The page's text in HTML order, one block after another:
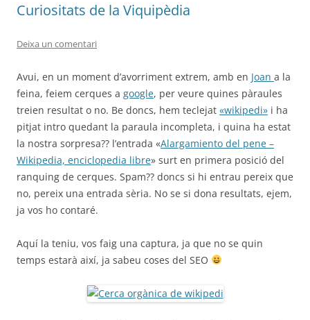
Curiositats de la Viquipèdia
Deixa un comentari
Avui, en un moment d’avorriment extrem, amb en Joan a la
feina, feiem cerques a google, per veure quines pàraules
treien resultat o no. Be doncs, hem teclejat «wikipedi» i ha
pitjat intro quedant la paraula incompleta, i quina ha estat
la nostra sorpresa?? l’entrada «Alargamiento del pene –
Wikipedia, enciclopedia libre» surt en primera posició del
ranquing de cerques. Spam?? doncs si hi entrau pereix que
no, pereix una entrada sèria. No se si dona resultats, ejem,
ja vos ho contaré.
Aquí la teniu, vos faig una captura, ja que no se quin
temps estarà així, ja sabeu coses del SEO